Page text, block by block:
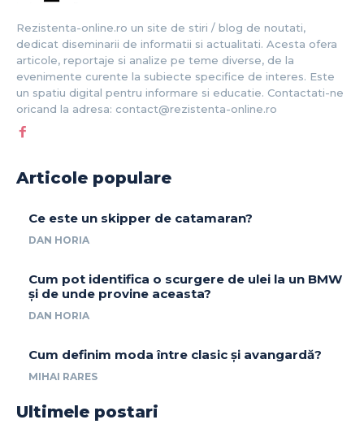
Rezistenta-online.ro un site de stiri / blog de noutati,
dedicat diseminarii de informatii si actualitati. Acesta ofera
articole, reportaje si analize pe teme diverse, de la
evenimente curente la subiecte specifice de interes. Este
un spatiu digital pentru informare si educatie. Contactati-ne
oricand la adresa: contact@rezistenta-online.ro
Articole populare
Ce este un skipper de catamaran?
DAN HORIA
Cum pot identifica o scurgere de ulei la un BMW
și de unde provine aceasta?
DAN HORIA
Cum definim moda între clasic și avangardă?
MIHAI RARES
Ultimele postari